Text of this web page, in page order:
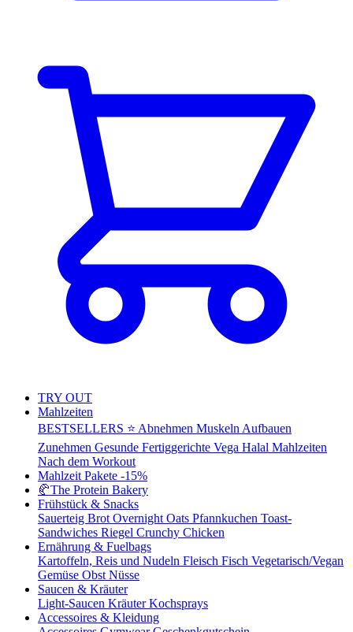
TRY OUT
Mahlzeiten
BESTSELLERS ⭐ Abnehmen Muskeln Aufbauen
Zunehmen Gesunde Fertiggerichte Vega Halal Mahlzeiten
Nach dem Workout
Mahlzeit Pakete -15%
🥐The Protein Bakery
Frühstück & Snacks
Sauerteig Brot Overnight Oats Pfannkuchen Toast-
Sandwiches Riegel Crunchy Chicken
Ernährung & Fuelbags
Kartoffeln, Reis und Nudeln Fleisch Fisch Vegetarisch/Vegan
Gemüse Obst Nüsse
Saucen & Kräuter
Light-Saucen KräuterKochsprays
Accessoires & Kleidung